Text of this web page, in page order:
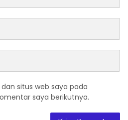
situs web saya pada
saya berikutnya.